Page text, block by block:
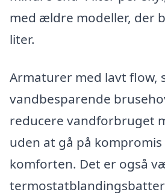
med ældre modeller, der
liter.
Armaturer med lavt flow,
vandbesparende
reducere vandforbruget
uden at gå på kompromis
komforten. Det er også